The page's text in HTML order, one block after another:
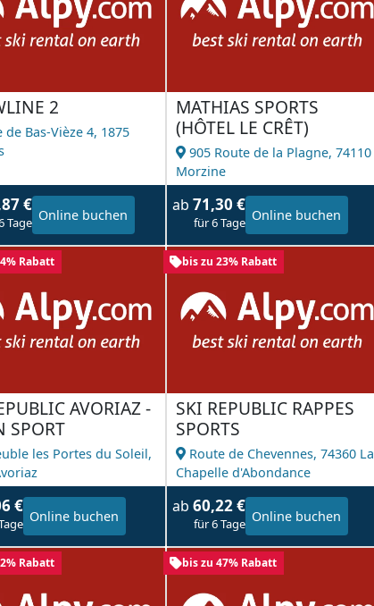
2
de Bas-Vièze 4, 1875
€
Tage Online buchen
MATHIAS SPORTS
(HÔTEL LE CRÊT)
905 Route de la Plagne, 74110
Morzine
ab 71,30 €
für 6 Tage Online buchen
Rabatt
AVORIAZ -
SPORT
les Portes du Soleil,
€
Online buchen
bis zu 23% Rabatt
SKI REPUBLIC RAPPES
SPORTS
Route de Chevennes, 74360 La
Chapelle d'Abondance
ab 60,22 €
für 6 Tage Online buchen
Rabatt bis zu 47% Rabatt